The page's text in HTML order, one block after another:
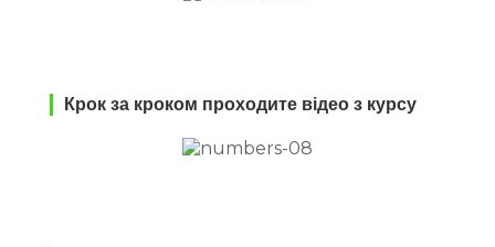
Крок за кроком проходите відео з курсу